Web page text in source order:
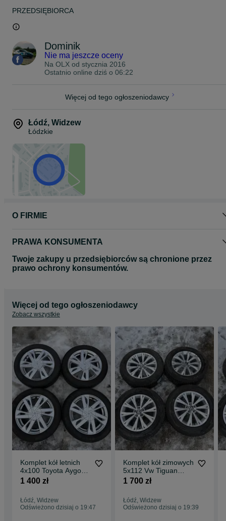
PRZEDSIĘBIORCA
Dominik
Nie ma jeszcze oceny
Na OLX od stycznia 2016
Ostatnio online dziś o 06:22
Więcej od tego ogłoszeniodawcy
Łódź, Widzew
Łódzkie
O FIRMIE
PRAWA KONSUMENTA
Twoje zakupy u przedsiębiorców są chronione przez
prawo ochrony konsumentów.
Więcej od tego ogłoszeniodawcy
Zobacz wszystkie
Komplet kół letnich
4x100 Toyota Aygo
165/60/15 Continental
1 400 zł
Łódź, Widzew
Odświeżono dzisiaj o 19:47
Komplet kół zimowych
5x112 Vw Tiguan
Skoda Seat
1 700 zł
Łódź, Widzew
Odświeżono dzisiaj o 19:39